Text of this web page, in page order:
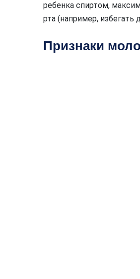
ребенка спиртом,
рта (например, избегать
Признаки